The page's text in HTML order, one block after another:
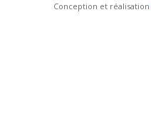
Conception et réalisation